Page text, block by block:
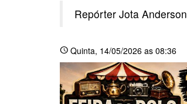
Repórter Jota Anderson
schedule Quinta, 14/05/2026 as 08:36